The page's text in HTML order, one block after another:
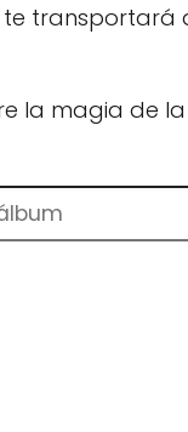
transportará
la magia de